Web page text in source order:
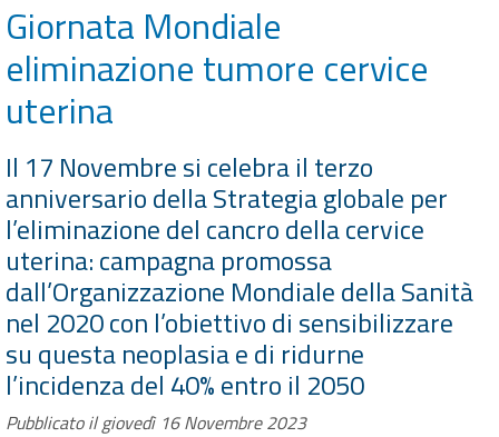
Giornata Mondiale
eliminazione tumore cervice
uterina
Il 17 Novembre si celebra il terzo
anniversario della Strategia globale per
l’eliminazione del cancro della cervice
uterina: campagna promossa
dall’Organizzazione Mondiale della Sanità
nel 2020 con l’obiettivo di sensibilizzare
su questa neoplasia e di ridurne
l’incidenza del 40% entro il 2050
Pubblicato il giovedì 16 Novembre 2023